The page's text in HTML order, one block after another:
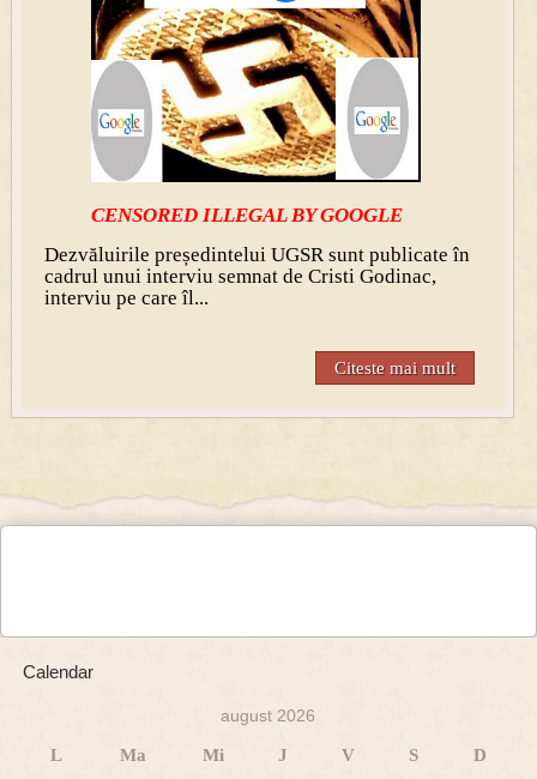
CENSORED ILLEGAL BY GOOGLE
Dezvăluirile președintelui UGSR sunt publicate în
cadrul unui interviu semnat de Cristi Godinac,
interviu pe care îl...
Citeste mai mult
Calendar
august 2026
L Ma Mi J V S
D